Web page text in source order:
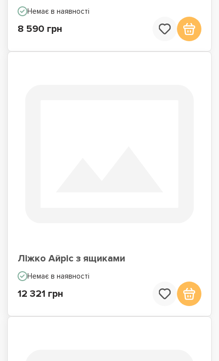
Немає в наявності
8 590 грн
Ліжко Айріс з ящиками
Немає в наявності
12 321 грн